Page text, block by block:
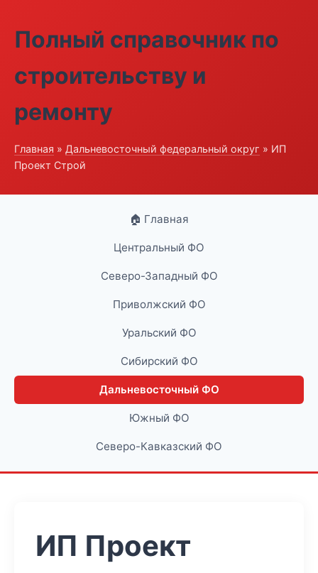
Полный справочник по
строительству и
ремонту
Главная » Дальневосточный федеральный округ » ИП
Проект Строй
🏠 Главная
Центральный ФО
Северо-Западный ФО
Приволжский ФО
Уральский ФО
Сибирский ФО
Дальневосточный ФО
Южный ФО
Северо-Кавказский ФО
ИП Проект